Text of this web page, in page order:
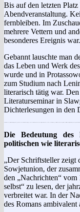
Bis auf den letzten
Abendveranstaltung.
fernbleiben. Im
mehrere Vettern und
besonderes Ereignis war.
Gebannt lauschte man
das Leben und Werk
wurde und in
zum Studium nach
literarisch tätig war.
Literaturseminar in
Dichterlesungen in den
Die Bedeutung des
politischen wie
„Der Schriftsteller zeigt
Sowjetunion, der
den „Nachrichten“
selbst“ zu lesen, der
verbreitet war. In der
des Romans ambivalent